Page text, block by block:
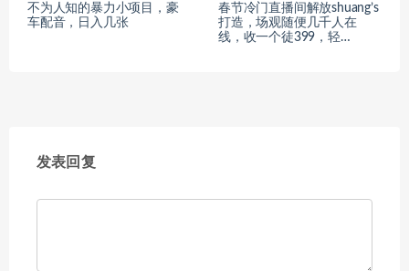
不为人知的暴力小项目，豪
车配音，日入几张
春节冷门直播间解放shuang’s
打造，场观随便几千人在
线，收一个徒399，轻…
发表回复